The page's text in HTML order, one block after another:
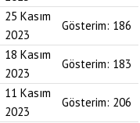
25 Kasım
2023
Gösterim: 186
18 Kasım
2023
Gösterim: 183
11 Kasım
2023
Gösterim: 206